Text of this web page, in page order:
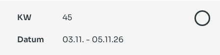
KW 45
Datum 03.11. - 05.11.26